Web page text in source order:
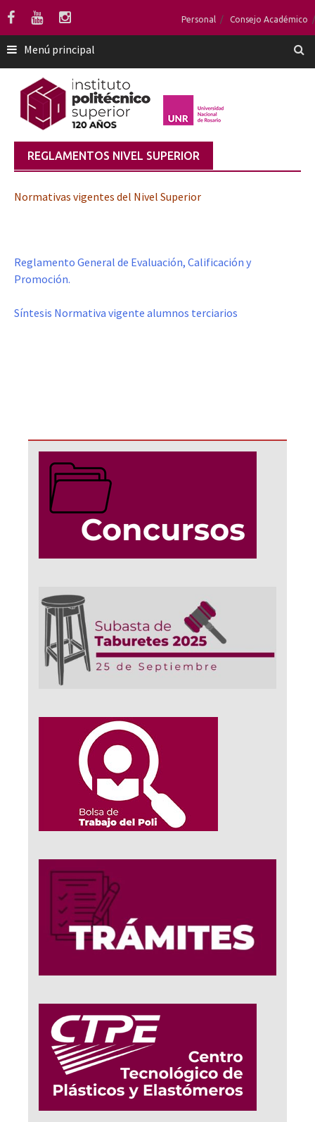
Saltar
contenido
Personal Consejo Académico
Menú principal
REGLAMENTOS NIVEL SUPERIOR
Normativas vigentes del Nivel Superior
Reglamento General de Evaluación, Calificación y
Promoción.
Síntesis Normativa vigente alumnos terciarios